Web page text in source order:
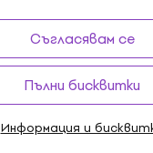
Съгласявам се
Пълни бисквитки
Информация и
MK